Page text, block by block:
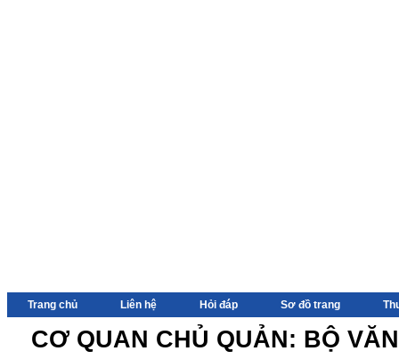
Trang chủ Liên hệ Hỏi đáp Sơ đồ trang
CƠ QUAN CHỦ QUẢN: BỘ